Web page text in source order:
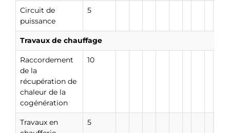
Circuit de
puissance
5
Travaux de chauffage
Raccordement
de la
récupération de
chaleur de la
cogénération
10
Travaux en
5